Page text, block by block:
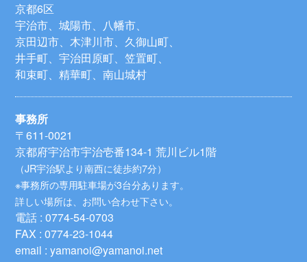
京都6区
宇治市、城陽市、八幡市、
京田辺市、木津川市、久御山町、
井手町、宇治田原町、笠置町、
和束町、精華町、南山城村
事務所
〒611-0021
京都府宇治市宇治壱番134-1 荒川ビル1階
（JR宇治駅より南西に徒歩約7分）
※事務所の専用駐車場が3台分あります。
詳しい場所は、お問い合わせ下さい。
電話 : 0774-54-0703
FAX : 0774-23-1044
email : yamanoi@yamanoi.net